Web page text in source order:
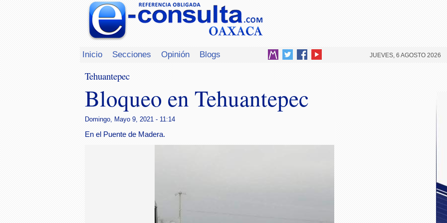
Inicio Secciones Opinión Blogs JUEVES, 6 AGOSTO 2026
Tehuantepec
Bloqueo en Tehuantepec
Domingo, Mayo 9, 2021 - 11:14
En el Puente de Madera.